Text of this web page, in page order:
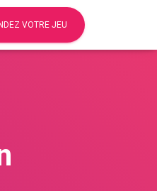
VOTRE JEU